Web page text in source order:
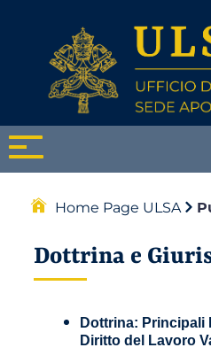
Home Page ULSA
Dottrina e
Dottrina: Principali
Diritto del Lavoro